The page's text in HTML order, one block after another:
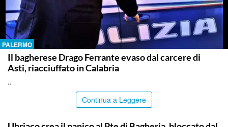
PALERMO
Il bagherese Drago Ferrante evaso dal carcere di
Asti, riacciuffato in Calabria
..
Continua a Leggere